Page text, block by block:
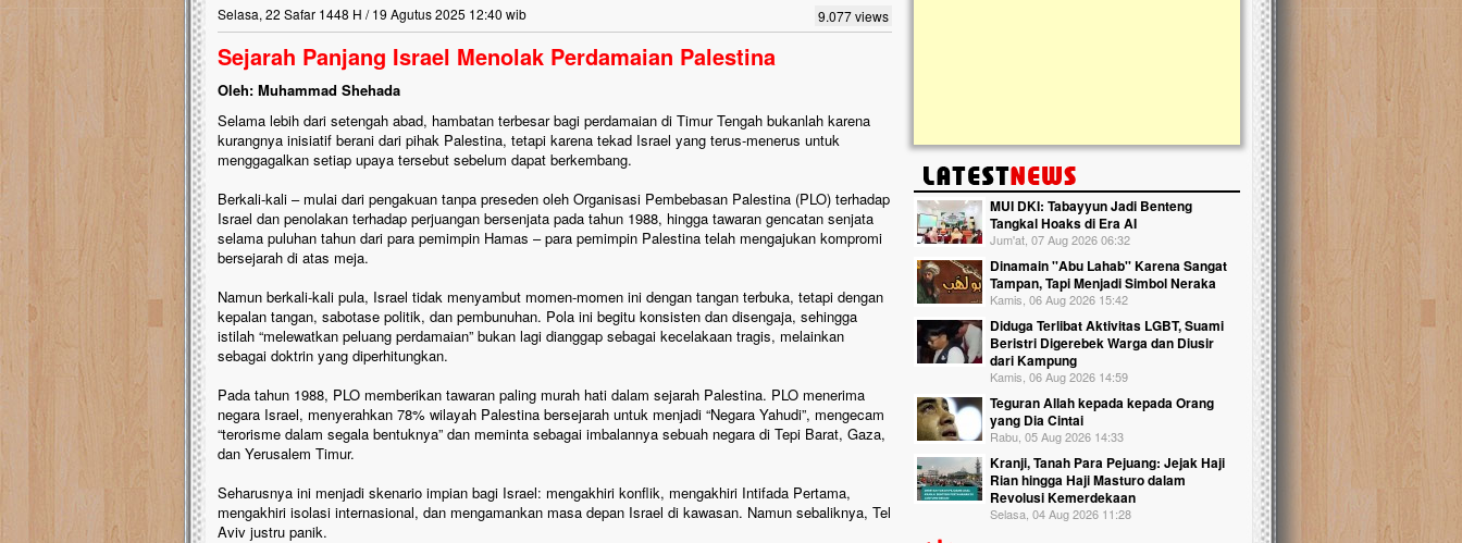
Selasa, 22 Safar 1448 H / 19 Agutus 2025 12:40 wib 9.077 views
Sejarah Panjang Israel Menolak Perdamaian Palestina
Oleh: Muhammad Shehada
Selama lebih dari setengah abad, hambatan terbesar bagi perdamaian di Timur Tengah bukanlah karena
kurangnya inisiatif berani dari pihak Palestina, tetapi karena tekad Israel yang terus-menerus untuk
menggagalkan setiap upaya tersebut sebelum dapat berkembang.
Berkali-kali – mulai dari pengakuan tanpa preseden oleh Organisasi Pembebasan Palestina (PLO) terhadap
Israel dan penolakan terhadap perjuangan bersenjata pada tahun 1988, hingga tawaran gencatan senjata
selama puluhan tahun dari para pemimpin Hamas – para pemimpin Palestina telah mengajukan kompromi
bersejarah di atas meja.
Namun berkali-kali pula, Israel tidak menyambut momen-momen ini dengan tangan terbuka, tetapi dengan
kepalan tangan, sabotase politik, dan pembunuhan. Pola ini begitu konsisten dan disengaja, sehingga
istilah “melewatkan peluang perdamaian” bukan lagi dianggap sebagai kecelakaan tragis, melainkan
sebagai doktrin yang diperhitungkan.
Pada tahun 1988, PLO memberikan tawaran paling murah hati dalam sejarah Palestina. PLO menerima
negara Israel, menyerahkan 78% wilayah Palestina bersejarah untuk menjadi “Negara Yahudi”, mengecam
“terorisme dalam segala bentuknya” dan meminta sebagai imbalannya sebuah negara di Tepi Barat, Gaza,
dan Yerusalem Timur.
Seharusnya ini menjadi skenario impian bagi Israel: mengakhiri konflik, mengakhiri Intifada Pertama,
mengakhiri isolasi internasional, dan mengamankan masa depan Israel di kawasan. Namun sebaliknya, Tel
Aviv justru panik.
Nasib masjid di Kampung Cilumbu ini sungguh
mengenaskan. Lima tahun mangkrak, kini nyaris
berlumut, dan menghitam terpapar panas dan
MUI DKI: Tabayyun Jadi Benteng
Tangkal Hoaks di Era AI
Jum'at, 07 Aug 2026 06:32
Dinamain ''Abu Lahab'' Karena Sangat
Tampan, Tapi Menjadi Simbol Neraka
Kamis, 06 Aug 2026 15:42
Diduga Terlibat Aktivitas LGBT, Suami
Beristri Digerebek Warga dan Diusir
dari Kampung
Kamis, 06 Aug 2026 14:59
Teguran Allah kepada kepada Orang
yang Dia Cintai
Rabu, 05 Aug 2026 14:33
Kranji, Tanah Para Pejuang: Jejak Haji
Rian hingga Haji Masturo dalam
Revolusi Kemerdekaan
Selasa, 04 Aug 2026 11:28